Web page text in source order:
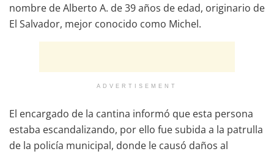
nombre de Alberto A. de 39 años de edad, originario de
El Salvador, mejor conocido como Michel.
ADVERTISEMENT
El encargado de la cantina informó que esta persona
estaba escandalizando, por ello fue subida a la patrulla
de la policía municipal, donde le causó daños al